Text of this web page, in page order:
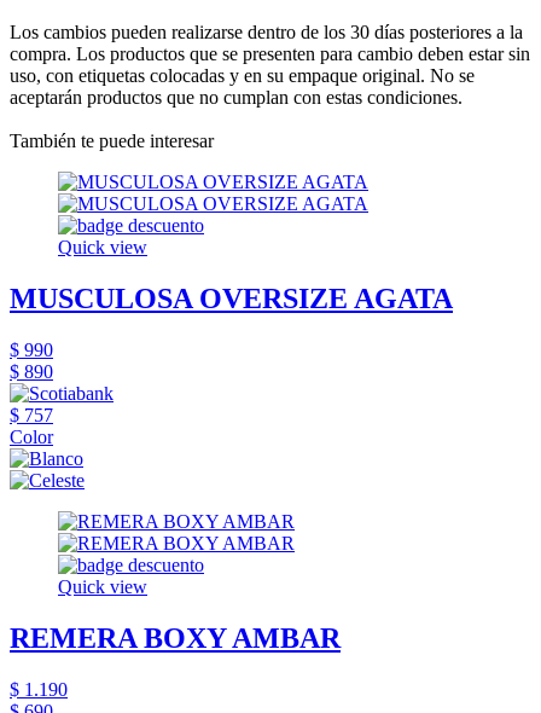
Los cambios pueden realizarse dentro de los 30 días posteriores a la
compra. Los productos que se presenten para cambio deben estar sin
uso, con etiquetas colocadas y en su empaque original. No se
aceptarán productos que no cumplan con estas condiciones.
También te puede interesar
Quick view
MUSCULOSA OVERSIZE AGATA
$ 990
$ 890
$ 757
Color
Quick view
REMERA BOXY AMBAR
$ 1.190